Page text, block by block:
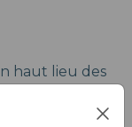
haut lieu des
concerts et au